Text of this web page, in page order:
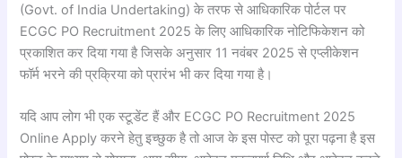
(Govt. of India Undertaking) के तरफ से आधिकारिक पोर्टल पर
ECGC PO Recruitment 2025 के लिए आधिकारिक नोटिफिकेशन को
प्रकाशित कर दिया गया है जिसके अनुसार 11 नवंबर 2025 से एप्लीकेशन
फॉर्म भरने की प्रक्रिया को प्रारंभ भी कर दिया गया है।
यदि आप लोग भी एक स्टूडेंट हैं और ECGC PO Recruitment 2025
Online Apply करने हेतु इच्छुक है तो आज के इस पोस्ट को पूरा पढ़ना है इस